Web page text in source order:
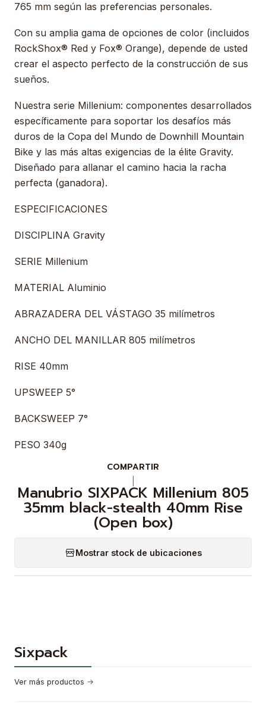
765 mm según las preferencias personales.
Con su amplia gama de opciones de color (incluidos
RockShox® Red y Fox® Orange), depende de usted
crear el aspecto perfecto de la construcción de sus
sueños.
Nuestra serie Millenium: componentes desarrollados
específicamente para soportar los desafíos más
duros de la Copa del Mundo de Downhill Mountain
Bike y las más altas exigencias de la élite Gravity.
Diseñado para allanar el camino hacia la racha
perfecta (ganadora).
ESPECIFICACIONES
DISCIPLINA Gravity
SERIE Millenium
MATERIAL Aluminio
ABRAZADERA DEL VÁSTAGO 35 milímetros
ANCHO DEL MANILLAR 805 milímetros
RISE 40mm
UPSWEEP 5°
BACKSWEEP 7°
PESO 340g
COMPARTIR
Manubrio SIXPACK Millenium 805
35mm black-stealth 40mm Rise
(Open box)
Mostrar stock de ubicaciones
Sixpack
Ver más productos